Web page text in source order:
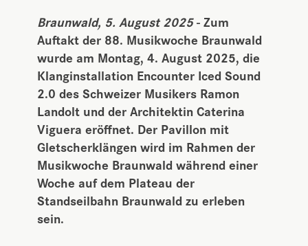
Braunwald, 5. August 2025- Zum
Auftakt der 88. Musikwoche Braunwald
wurde am Montag, 4. August 2025, die
Klanginstallation Encounter Iced Sound
2.0 des Schweizer Musikers Ramon
Landolt und der Architektin Caterina
Viguera eröffnet. Der Pavillon mit
Gletscherklängen wird im Rahmen der
Musikwoche Braunwald während einer
Woche auf dem Plateau der
Standseilbahn Braunwald zu erleben
sein.